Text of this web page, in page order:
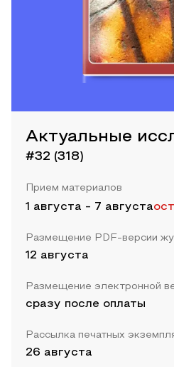
Актуальные
#32 (318)
Прием материалов
1 августа - 7 августа
Размещение PDF-версии
12 августа
Размещение электронной
сразу после оплаты
Рассылка печатных
26 августа